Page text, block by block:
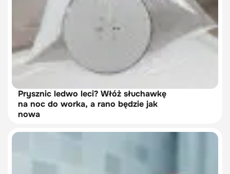
Prysznic ledwo leci? Włóż słuchawkę
na noc do worka, a rano będzie jak
nowa